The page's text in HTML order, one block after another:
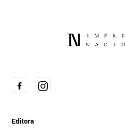
Editora